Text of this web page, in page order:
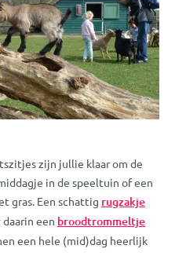
zijn jullie klaar om de
in de speeltuin of een
gras. Een schattig rugzakje
een broodtrommeltje
een hele (mid)dag heerlijk